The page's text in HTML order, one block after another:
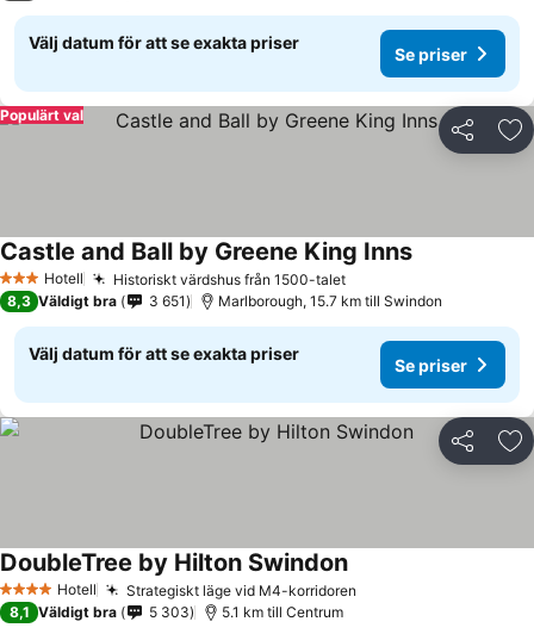
Välj datum för att se exakta priser
Se priser
Dela
Populärt val
3 StjärnorHotell Historiskt värdshus från 1500-taletSe priser
Castle and Ball by Greene King InnsSe priser
8,3 Väldigt bra 3 651 Marlborough, 15.7 km till Swindon
Välj datum för att se exakta priser
Se priser
Dela
4 StjärnorHotell Strategiskt läge vid M4-korridoren
DoubleTree by Hilton SwindonSe priser
8,1 Väldigt bra 5 303 5.1 km till Centrum